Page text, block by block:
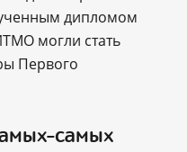
дипломом
могли стать
Первого
самых